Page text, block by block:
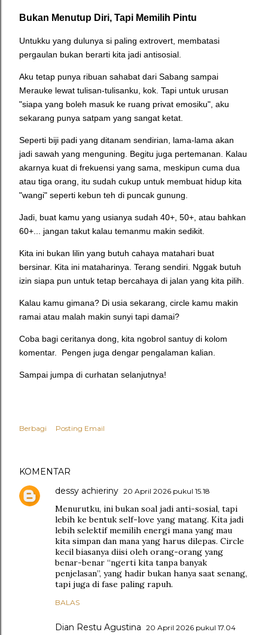
Bukan Menutup Diri, Tapi Memilih Pintu
Untukku yang dulunya si paling extrovert, membatasi
pergaulan bukan berarti kita jadi antisosial.
Aku tetap punya ribuan sahabat dari Sabang sampai
Merauke lewat tulisan-tulisanku, kok. Tapi untuk urusan
"siapa yang boleh masuk ke ruang privat emosiku", aku
sekarang punya satpam yang sangat ketat.
Seperti biji padi yang ditanam sendirian, lama-lama akan
jadi sawah yang menguning. Begitu juga pertemanan. Kalau
akarnya kuat di frekuensi yang sama, meskipun cuma dua
atau tiga orang, itu sudah cukup untuk membuat hidup kita
"wangi" seperti kebun teh di puncak gunung.
Jadi, buat kamu yang usianya sudah 40+, 50+, atau bahkan
60+... jangan takut kalau temanmu makin sedikit.
Kita ini bukan lilin yang butuh cahaya matahari buat
bersinar. Kita ini mataharinya. Terang sendiri. Nggak butuh
izin siapa pun untuk tetap bercahaya di jalan yang kita pilih.
Kalau kamu gimana? Di usia sekarang, circle kamu makin
ramai atau malah makin sunyi tapi damai?
Coba bagi ceritanya dong, kita ngobrol santuy di kolom
komentar. Pengen juga dengar pengalaman kalian.
Sampai jumpa di curhatan selanjutnya!
Berbagi Posting Email
KOMENTAR
dessy achieriny 20 April 2026 pukul 15.18
Menurutku, ini bukan soal jadi anti-sosial, tapi
lebih ke bentuk self-love yang matang. Kita jadi
lebih selektif memilih energi mana yang mau
kita simpan dan mana yang harus dilepas. Circle
kecil biasanya diisi oleh orang-orang yang
benar-benar “ngerti kita tanpa banyak
penjelasan”, yang hadir bukan hanya saat senang,
tapi juga di fase paling rapuh.
BALAS
Dian Restu Agustina 20 April 2026 pukul 17.04